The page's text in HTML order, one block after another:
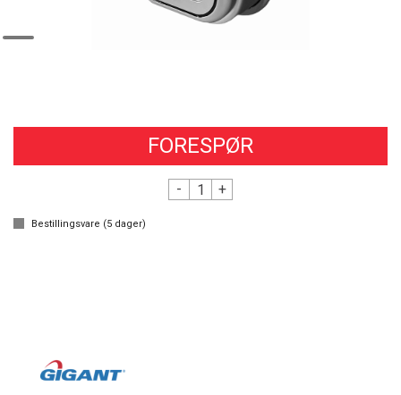
FORESPØR
- +
Bestillingsvare (5 dager)